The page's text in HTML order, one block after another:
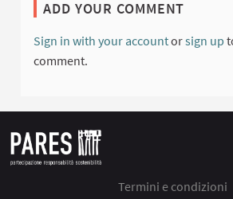
ADD YOUR COMMENT
Sign in with your accountorsign up
comment.
Termini e condizioni